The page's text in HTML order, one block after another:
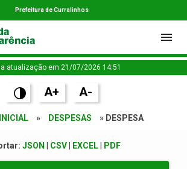
Prefeitura de Curralinhos
atualização em 21/07/2026 14:51
A+ A-
» DESPESAS » DESPESA
JSON CSV| EXCEL| PDF